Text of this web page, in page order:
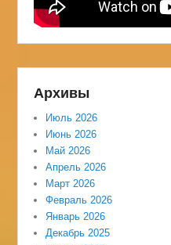
Архивы
Июль 2026
Июнь 2026
Май 2026
Апрель 2026
Март 2026
Февраль 2026
Январь 2026
Декабрь 2025